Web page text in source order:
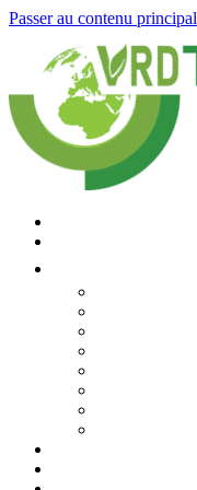
Passer au contenu principal